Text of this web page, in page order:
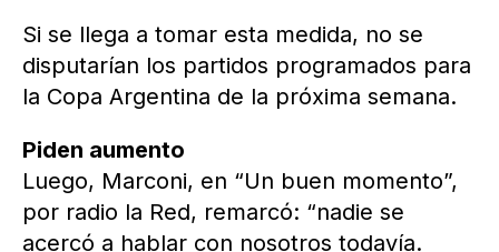
Si se llega a tomar esta medida, no se
disputarían los partidos programados para
la Copa Argentina de la próxima semana.
Piden aumento
Luego, Marconi, en “Un buen momento”,
por radio la Red, remarcó: “nadie se
acercó a hablar con nosotros todavía.